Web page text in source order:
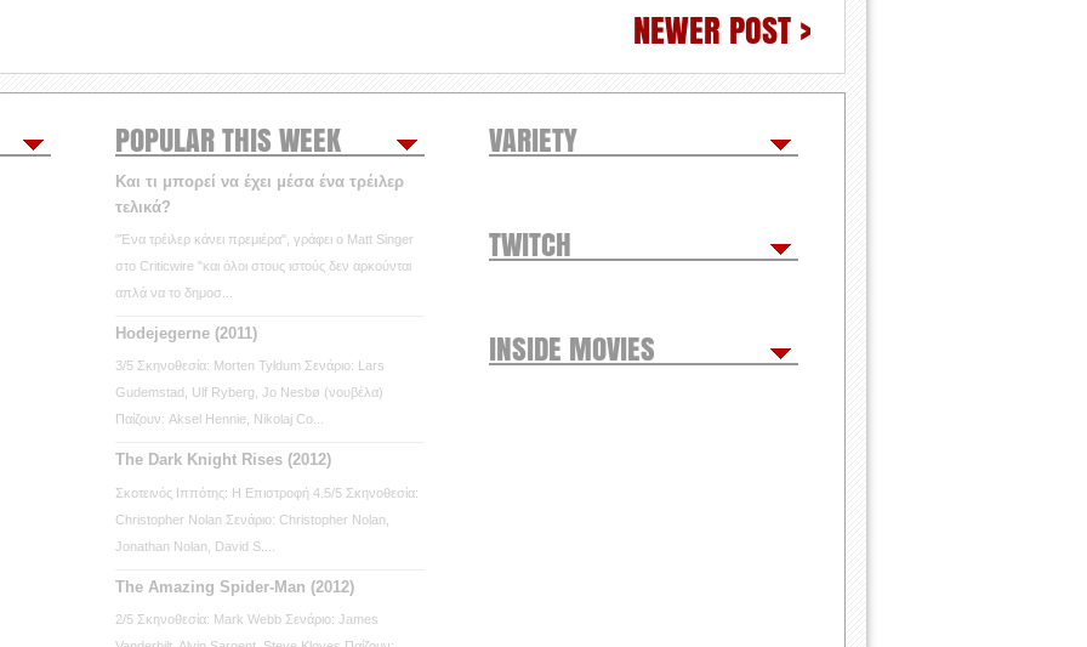
NEWER POST >
POPULAR THIS WEEK
Και τι μπορεί να έχει μέσα ένα τρέιλερ
τελικά?
"Ένα τρέιλερ κάνει πρεμιέρα", γράφει ο Matt Singer
στο Criticwire "και όλοι στους ιστούς δεν αρκούνται
απλά να το δημοσ...
Hodejegerne (2011)
3/5 Σκηνοθεσία: Morten Tyldum Σενάριο: Lars
Gudemstad, Ulf Ryberg, Jo Nesbø (νουβέλα)
Παίζουν: Aksel Hennie, Nikolaj Co...
The Dark Knight Rises (2012)
Σκοτεινός Ιππότης: Η Επιστροφή 4.5/5 Σκηνοθεσία:
Christopher Nolan Σενάριο: Christopher Nolan,
Jonathan Nolan, David S....
The Amazing Spider-Man (2012)
2/5 Σκηνοθεσία: Mark Webb Σενάριο: James
VARIETY
TWITCH
INSIDE MOVIES